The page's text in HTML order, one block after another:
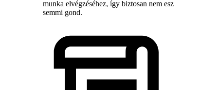
munka elvégzéséhez, így biztosan nem esz
semmi gond.